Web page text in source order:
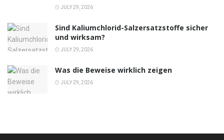
JULY 29, 2026
Sind Kaliumchlorid-Salzersatzstoffe sicher
und wirksam?
JULY 29, 2026
Was die Beweise wirklich zeigen
JULY 29, 2026